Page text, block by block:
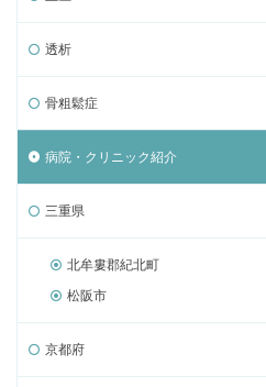
透析
骨粗鬆症
病院・クリニック紹介
三重県
北牟婁郡紀北町
松阪市
京都府